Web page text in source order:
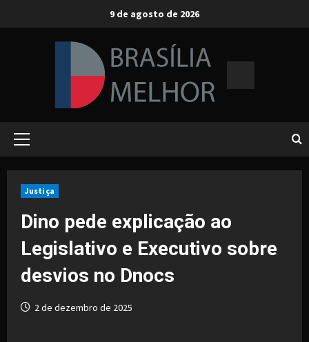
9 de agosto de 2026
Primary
Justiça
Dino pede explicação ao
Legislativo e Executivo sobre
desvios no Dnocs
2 de dezembro de 2025